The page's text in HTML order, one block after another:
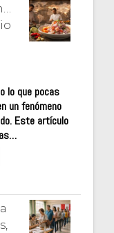
lo que pocas
un fenómeno
Este artículo